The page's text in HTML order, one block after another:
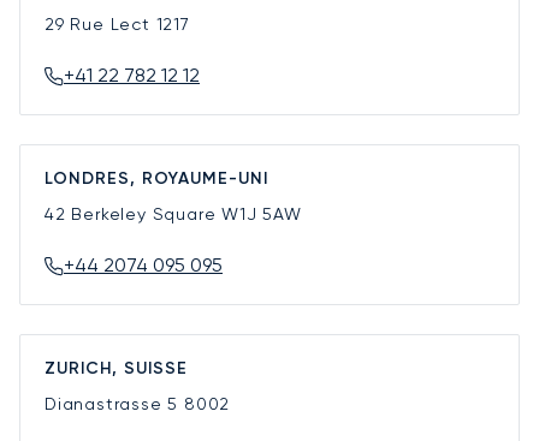
29 Rue Lect 1217
+41 22 782 12 12
LONDRES, ROYAUME-UNI
42 Berkeley SquareW1J 5AW
+44 2074 095 095
ZURICH, SUISSE
Dianastrasse 5 8002